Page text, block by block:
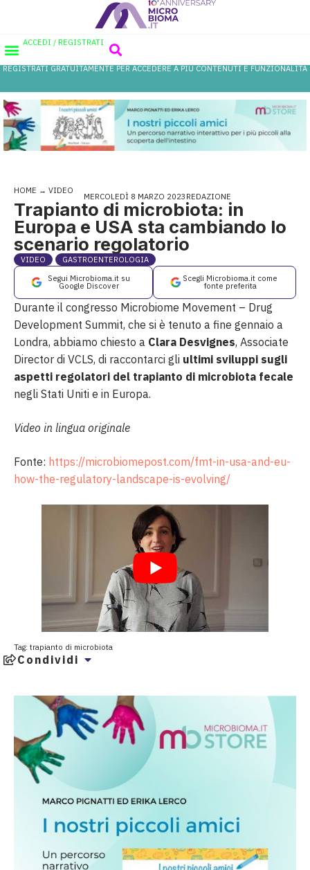
ACCEDI / REGISTRATI
REGISTRATI GRATUITAMENTE PER ACCEDERE A PIÙ CONTENUTI E FUNZIONALITÀ
HOME → VIDEO
MERCOLEDÌ 8 MARZO 2023 REDAZIONE
Trapianto di microbiota: in
Europa e USA sta cambiando lo
scenario regolatorio
VIDEO
GASTROENTEROLOGIA
Segui Microbioma.it su
Google Discover
Scegli Microbioma.it come
fonte preferita
Durante il congresso Microbiome Movement – Drug
Development Summit, che si è tenuto a fine gennaio a
Londra, abbiamo chiesto a Clara Desvignes, Associate
Director di VCLS, di raccontarci gli ultimi sviluppi sugli
aspetti regolatori del trapianto di microbiota fecale
negli Stati Uniti e in Europa.
Video in lingua originale
Fonte: https://microbiomepost.com/fmt-in-usa-and-eu-
how-the-regulatory-landscape-is-evolving/
Tag: trapianto di microbiota
Condividi